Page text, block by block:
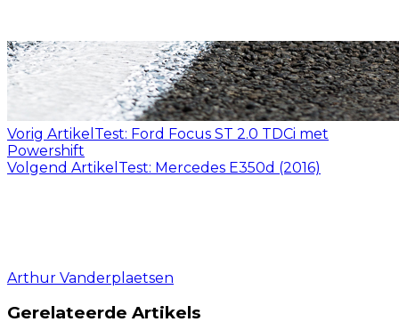
Vorig Artikel Test: Ford Focus ST 2.0 TDCi met
Powershift
Volgend Artikel Test: Mercedes E350d (2016)
Arthur Vanderplaetsen
Gerelateerde Artikels